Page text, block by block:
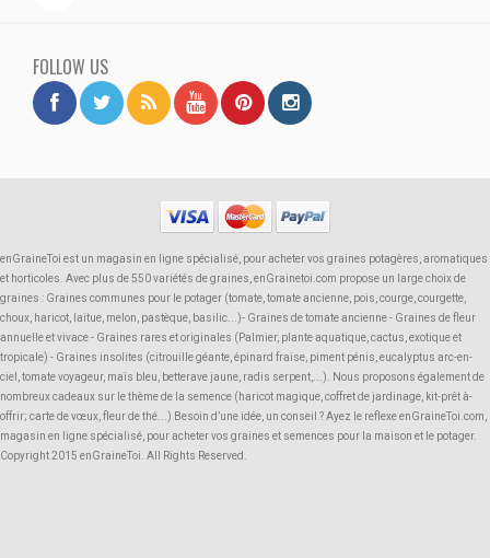
FOLLOW US
enGraineToi est un magasin en ligne spécialisé, pour acheter vos graines potagères, aromatiques
et horticoles. Avec plus de 550 variétés de graines, enGrainetoi.com propose un large choix de
graines : Graines communes pour le potager (tomate, tomate ancienne, pois, courge, courgette,
choux, haricot, laitue, melon, pastèque, basilic...)- Graines de tomate ancienne - Graines de fleur
annuelle et vivace - Graines rares et originales (Palmier, plante aquatique, cactus, exotique et
tropicale) - Graines insolites (citrouille géante, épinard fraise, piment pénis, eucalyptus arc-en-
ciel, tomate voyageur, maïs bleu, betterave jaune, radis serpent,...). Nous proposons également de
nombreux cadeaux sur le thème de la semence (haricot magique, coffret de jardinage, kit-prêt à-
offrir; carte de vœux, fleur de thé...) Besoin d’une idée, un conseil ? Ayez le reflexe enGraineToi.com,
magasin en ligne spécialisé, pour acheter vos graines et semences pour la maison et le potager.
Copyright 2015 enGraineToi. All Rights Reserved.